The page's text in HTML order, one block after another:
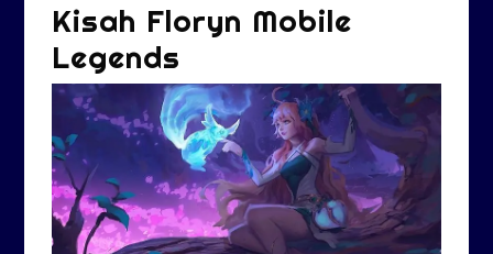
Kisah Floryn Mobile
Legends